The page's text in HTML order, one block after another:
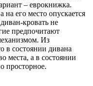
– еврокнижка.
на его место опускается
кровать не
предпочитают
Из
в состоянии дивана
места, а в состоянии
просторное.